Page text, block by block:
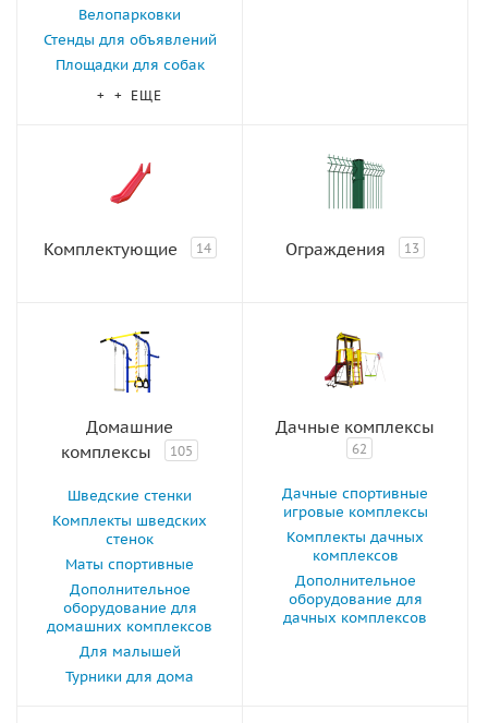
Велопарковки
Стенды для объявлений
Площадки для собак
+ + ЕЩЕ
Комплектующие 14 Ограждения 13
Домашние
комплексы
105
Шведские стенки
Комплекты шведских
стенок
Маты спортивные
Дополнительное
оборудование для
домашних комплексов
Для малышей
Турники для дома
Дачные комплексы
62
Дачные спортивные
игровые комплексы
Комплекты дачных
комплексов
Дополнительное
оборудование для
дачных комплексов